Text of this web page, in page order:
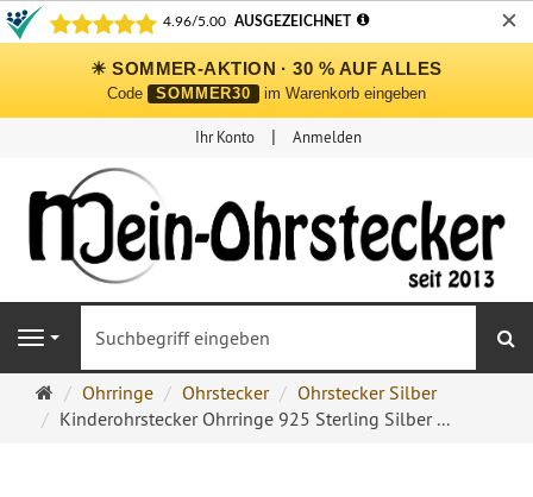
✕
☀ SOMMER-AKTION · 30 % AUF ALLES
Code SOMMER30 im Warenkorb eingeben
Ihr Konto Anmelden
Navigation
Ohrringe
Ohrstecker
Ohrringe Ohrstecker
Ohrstecker Silber
Kinderohrstecker Ohrringe 925 Sterling Silber ...